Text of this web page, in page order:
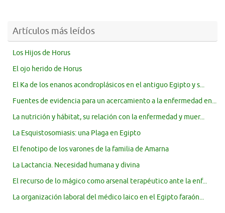
Artículos más leídos
Los Hijos de Horus
El ojo herido de Horus
El Ka de los enanos acondroplásicos en el antiguo Egipto y s...
Fuentes de evidencia para un acercamiento a la enfermedad en...
La nutrición y hábitat, su relación con la enfermedad y muer...
La Esquistosomiasis: una Plaga en Egipto
El fenotipo de los varones de la familia de Amarna
La Lactancia. Necesidad humana y divina
El recurso de lo mágico como arsenal terapéutico ante la enf...
La organización laboral del médico laico en el Egipto faraón...